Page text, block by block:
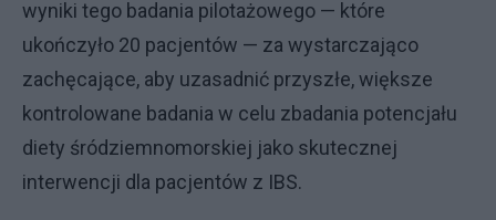
wyniki tego badania pilotażowego — które
ukończyło 20 pacjentów — za wystarczająco
zachęcające, aby uzasadnić przyszłe, większe
kontrolowane badania w celu zbadania potencjału
diety śródziemnomorskiej jako skutecznej
interwencji dla pacjentów z IBS.